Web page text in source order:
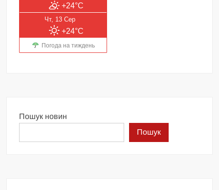
+24°C
Чт, 13 Сер
+24°C
Погода на тиждень
Пошук новин
Пошук